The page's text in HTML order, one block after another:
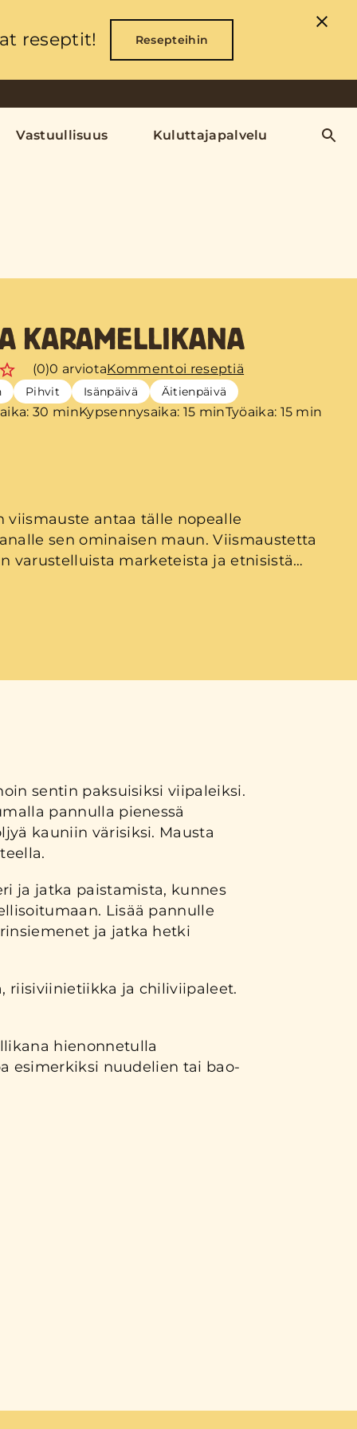
reseptit! Resepteihin
Vastuullisuus Kuluttajapalvelu
KARAMELLIKANA
(0)0 arviotaKommentoi reseptiä
Pihvit Isänpäivä Äitienpäivä
30 minKypsennysaika: 15 minTyöaika: 15 min
viismauste antaa tälle nopealle
sen ominaisen maun. Viismaustetta
varustelluista marketeista ja etnisistä
sentin paksuisiksi viipaleiksi.
pannulla pienessä
kauniin värisiksi. Mausta
ja jatka paistamista, kunnes
Lisää pannulle
ja jatka hetki
riisiviinietiikka ja chiliviipaleet.
hienonnetulla
esimerkiksi nuudelien tai bao-